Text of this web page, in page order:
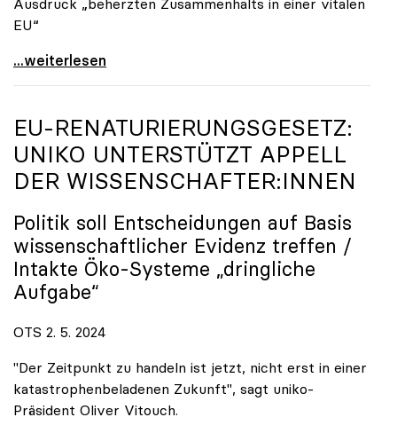
Ausdruck „beherzten Zusammenhalts in einer vitalen
EU“
„Hochschulen wählen Europa“: Gemeinsame Kampagne
...weiterlesen
EU-RENATURIERUNGSGESETZ:
UNIKO UNTERSTÜTZT APPELL
DER WISSENSCHAFTER:INNEN
Politik soll Entscheidungen auf Basis
wissenschaftlicher Evidenz treffen /
Intakte Öko-Systeme „dringliche
Aufgabe“
OTS 2. 5. 2024
"Der Zeitpunkt zu handeln ist jetzt, nicht erst in einer
katastrophenbeladenen Zukunft", sagt uniko-
Präsident Oliver Vitouch.